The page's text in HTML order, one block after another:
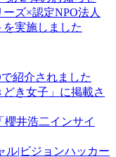
ズ×認定NPO法人
実施しました
紹介されました
どき女子」に掲載さ
櫻井浩二インサイ
ル|ビジョンハッカー